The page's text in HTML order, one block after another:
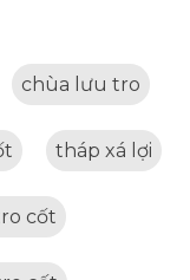
chùa lưu tro
tháp xá lợi
cốt